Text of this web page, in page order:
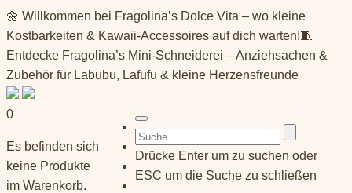
Springe
zum
Inhalt
🌼 Willkommen bei Fragolina’s Dolce Vita – wo kleine
Kostbarkeiten & Kawaii-Accessoires auf dich warten!🧵
Entdecke Fragolina’s Mini-Schneiderei – Anziehsachen &
Zubehör für Labubu, Lafufu & kleine Herzensfreunde
0
Es befinden sich
keine Produkte
im Warenkorb.
Suchen
nach:
Drücke Enter um zu suchen oder
ESC um die Suche zu schließen